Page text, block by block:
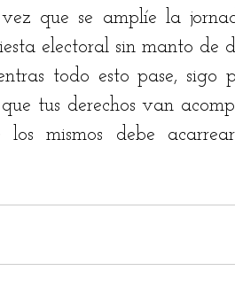
que se amplíe la
electoral sin manto de
todo esto pase, sigo
tus derechos van
los mismos debe